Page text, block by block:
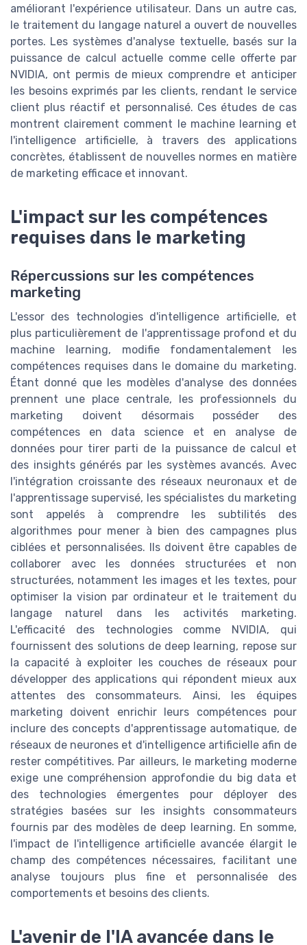
améliorant l'expérience utilisateur. Dans un autre cas,
le traitement du langage naturel a ouvert de nouvelles
portes. Les systèmes d'analyse textuelle, basés sur la
puissance de calcul actuelle comme celle offerte par
NVIDIA, ont permis de mieux comprendre et anticiper
les besoins exprimés par les clients, rendant le service
client plus réactif et personnalisé. Ces études de cas
montrent clairement comment le machine learning et
l'intelligence artificielle, à travers des applications
concrètes, établissent de nouvelles normes en matière
de marketing efficace et innovant.
L'impact sur les compétences
requises dans le marketing
Répercussions sur les compétences
marketing
L'essor des technologies d'intelligence artificielle, et
plus particulièrement de l'apprentissage profond et du
machine learning, modifie fondamentalement les
compétences requises dans le domaine du marketing.
Étant donné que les modèles d'analyse des données
prennent une place centrale, les professionnels du
marketing doivent désormais posséder des
compétences en data science et en analyse de
données pour tirer parti de la puissance de calcul et
des insights générés par les systèmes avancés. Avec
l'intégration croissante des réseaux neuronaux et de
l'apprentissage supervisé, les spécialistes du marketing
sont appelés à comprendre les subtilités des
algorithmes pour mener à bien des campagnes plus
ciblées et personnalisées. Ils doivent être capables de
collaborer avec les données structurées et non
structurées, notamment les images et les textes, pour
optimiser la vision par ordinateur et le traitement du
langage naturel dans les activités marketing.
L'efficacité des technologies comme NVIDIA, qui
fournissent des solutions de deep learning, repose sur
la capacité à exploiter les couches de réseaux pour
développer des applications qui répondent mieux aux
attentes des consommateurs. Ainsi, les équipes
marketing doivent enrichir leurs compétences pour
inclure des concepts d'apprentissage automatique, de
réseaux de neurones et d'intelligence artificielle afin de
rester compétitives. Par ailleurs, le marketing moderne
exige une compréhension approfondie du big data et
des technologies émergentes pour déployer des
stratégies basées sur les insights consommateurs
fournis par des modèles de deep learning. En somme,
l'impact de l'intelligence artificielle avancée élargit le
champ des compétences nécessaires, facilitant une
analyse toujours plus fine et personnalisée des
comportements et besoins des clients.
L'avenir de l'IA avancée dans le